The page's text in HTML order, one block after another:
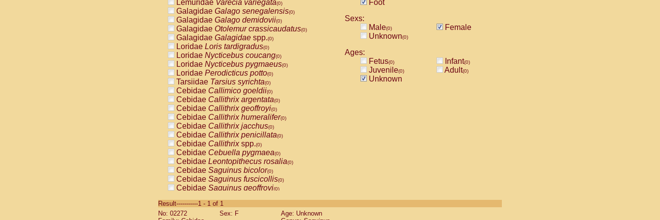
Lemuridae Varecia variegata(0)
Galagidae Galago senegalensis(0)
Galagidae Galago demidovii(0)
Galagidae Otolemur crassicaudatus(0)
Galagidae Galagidae spp.(0)
Loridae Loris tardigradus(0)
Loridae Nycticebus coucang(0)
Loridae Nycticebus pygmaeus(0)
Loridae Perodicticus potto(0)
Tarsiidae Tarsius syrichta(0)
Cebidae Callimico goeldii(0)
Cebidae Callithrix argentata(0)
Cebidae Callithrix geoffroyi(0)
Cebidae Callithrix humeralifer(0)
Cebidae Callithrix jacchus(0)
Cebidae Callithrix penicillata(0)
Cebidae Callithrixspp.(0)
Cebidae Cebuella pygmaea(0)
Cebidae Leontopithecus rosalia(0)
Cebidae Saguinus bicolor(0)
Cebidae Saguinus fuscicollis(0)
Cebidae Saguinus geoffroyi(0)
CebidaeSaguinus labiatus(0)
Cebidae Saguinus leucopus (0)
Foot
Sexs:
Male(0)
Female
Unknown(0)
Ages:
Fetus(0) Infant(0)
Juvenile(0) Adult(0)
Unknown
Result-----------1 - 1 of 1
No: 02272
Sex: F
Age: Unknown